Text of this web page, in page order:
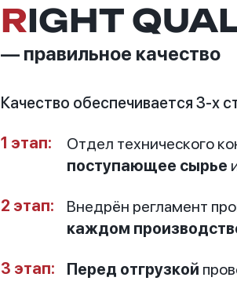
RIGHT
— правильное качество
Качество обеспечивается 3-х
Отдел технического
поступающее сырье
Внедрён регламент
каждом
Перед отгрузкой